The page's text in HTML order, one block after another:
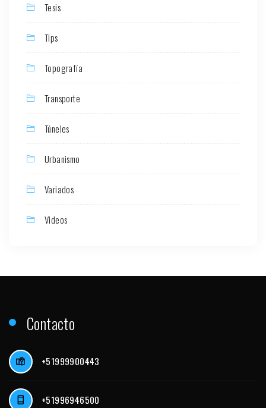
Tesis
Tips
Topografía
Transporte
Túneles
Urbanismo
Variados
Videos
Contacto
+51999900443
+51996946500